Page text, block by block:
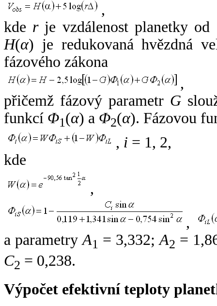
,
kde rje vzdálenost planetky od
H(α) je redukovaná hvězdná
fázového zákona
,
přičemž fázový parametr G
funkcí Φ1(α) a Φ2(α). Fázovou
, i = 1, 2,
kde
,
,
a parametryA1 = 3,332;A2 =
C2 = 0,238.
Výpočet efektivní teploty